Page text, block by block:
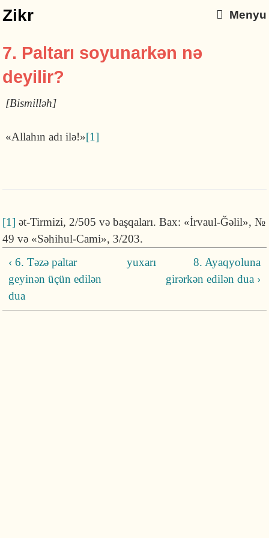
Zikr Menyu
7. Paltarı soyunarkən nə
deyilir?
[Bismilləh]
«Allahın adı ilə!»[1]
[1] ət-Tirmizi, 2/505 və başqaları. Bax: «İrvaul-Ğəlil», №
49 və «Səhihul-Cami», 3/203.
‹ 6. Təzə paltar
geyinən üçün edilən
dua
yuxarı
8. Ayaqyoluna
girərkən edilən dua ›